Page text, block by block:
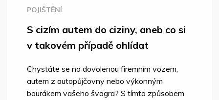
POJIŠTĚNÍ
S cizím autem do ciziny, aneb co si
v takovém případě ohlídat
Chystáte se na dovolenou firemním vozem,
autem z autopůjčovny nebo výkonným
bourákem vašeho švagra? S tímto způsobem